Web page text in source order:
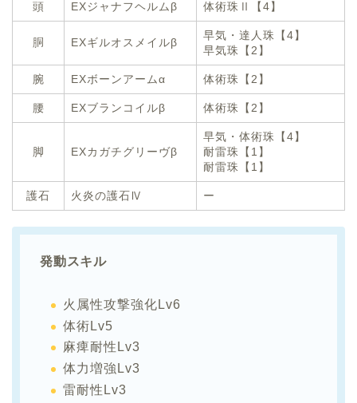
頭 EXジャナフヘルムβ 体術珠Ⅱ【4】
胴 EXギルオスメイルβ
早気・達人珠【4】
早気珠【2】
腕 EXボーンアームα 体術珠【2】
腰 EXブランコイルβ 体術珠【2】
脚 EXカガチグリーヴβ
早気・体術珠【4】
耐雷珠【1】
耐雷珠【1】
護石 火炎の護石Ⅳ ー
発動スキル
火属性攻撃強化Lv6
体術Lv5
麻痺耐性Lv3
体力増強Lv3
雷耐性Lv3